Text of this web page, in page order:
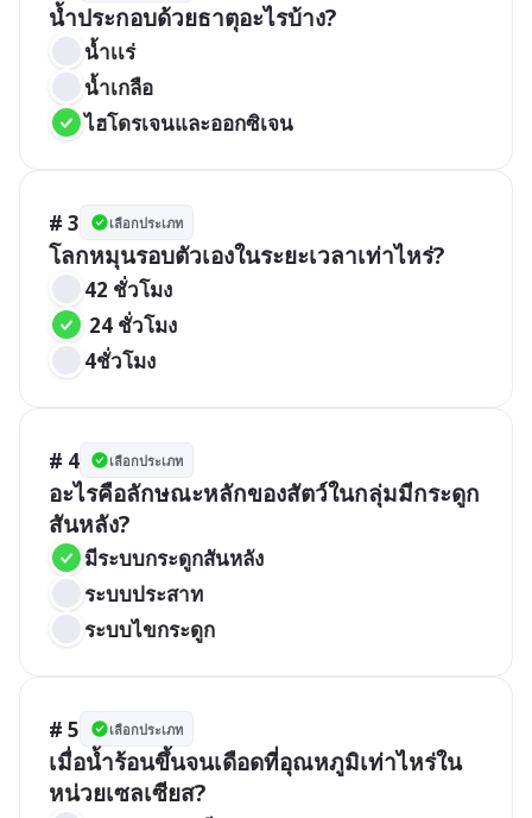
น้ำประกอบด้วยธาตุอะไรบ้าง?
นํ้าเเร่
นํ้าเกลือ
ไฮโดรเจนและออกซิเจน
# 3 เลือกประเภท
โลกหมุนรอบตัวเองในระยะเวลาเท่าไหร่?
42 ชั่วโมง
24 ชั่วโมง
4ชั่วโมง
# 4 เลือกประเภท
อะไรคือลักษณะหลักของสัตว์ในกลุ่มมีกระดูก
สันหลัง?
มีระบบกระดูกสันหลัง
ระบบประสาท
ระบบไขกระดูก
# 5 เลือกประเภท
เมื่อน้ำร้อนขึ้นจนเดือดที่อุณหภูมิเท่าไหร่ใน
หน่วยเซลเซียส?